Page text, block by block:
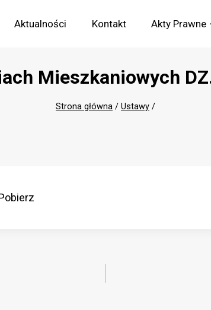
Aktualności Kontakt Akty Prawne
Mieszkaniowych
Strona główna / Ustawy /